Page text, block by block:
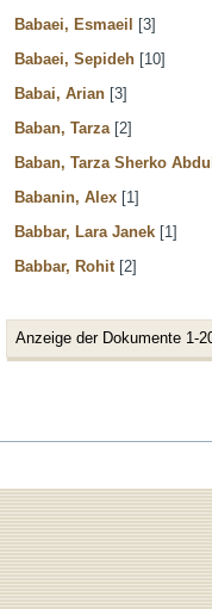
Babaei, Esmaeil [3]
Babaei, Sepideh [10]
Babai, Arian [3]
Baban, Tarza [2]
Baban, Tarza Sherko
Babanin, Alex [1]
Babbar, Lara Janek [1]
Babbar, Rohit [2]
Anzeige der Dokumente 1-